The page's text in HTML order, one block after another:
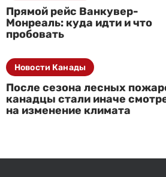
Прямой рейс Ванкувер-
Монреаль: куда идти и что
пробовать
После сезона лесных
канадцы стали иначе
на изменение климата
Новости Канады